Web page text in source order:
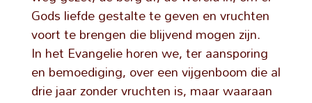
Gods liefde gestalte te geven en vruchten
voort te brengen die blijvend mogen zijn.
In het Evangelie horen we, ter aansporing
en bemoediging, over een vijgenboom die al
drie jaar zonder vruchten is, maar waaraan